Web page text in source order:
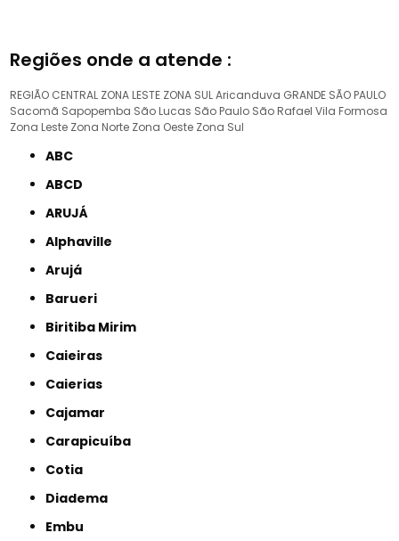
Regiões onde a atende :
REGIÃO CENTRAL ZONA LESTE ZONA SULAricanduva GRANDE SÃO PAULO
Sacomã Sapopemba São Lucas São Paulo São Rafael Vila Formosa
Zona Leste Zona Norte Zona Oeste Zona Sul
ABC
ABCD
ARUJÁ
Alphaville
Arujá
Barueri
Biritiba Mirim
Caieiras
Caierias
Cajamar
Carapicuíba
Cotia
Diadema
Embu